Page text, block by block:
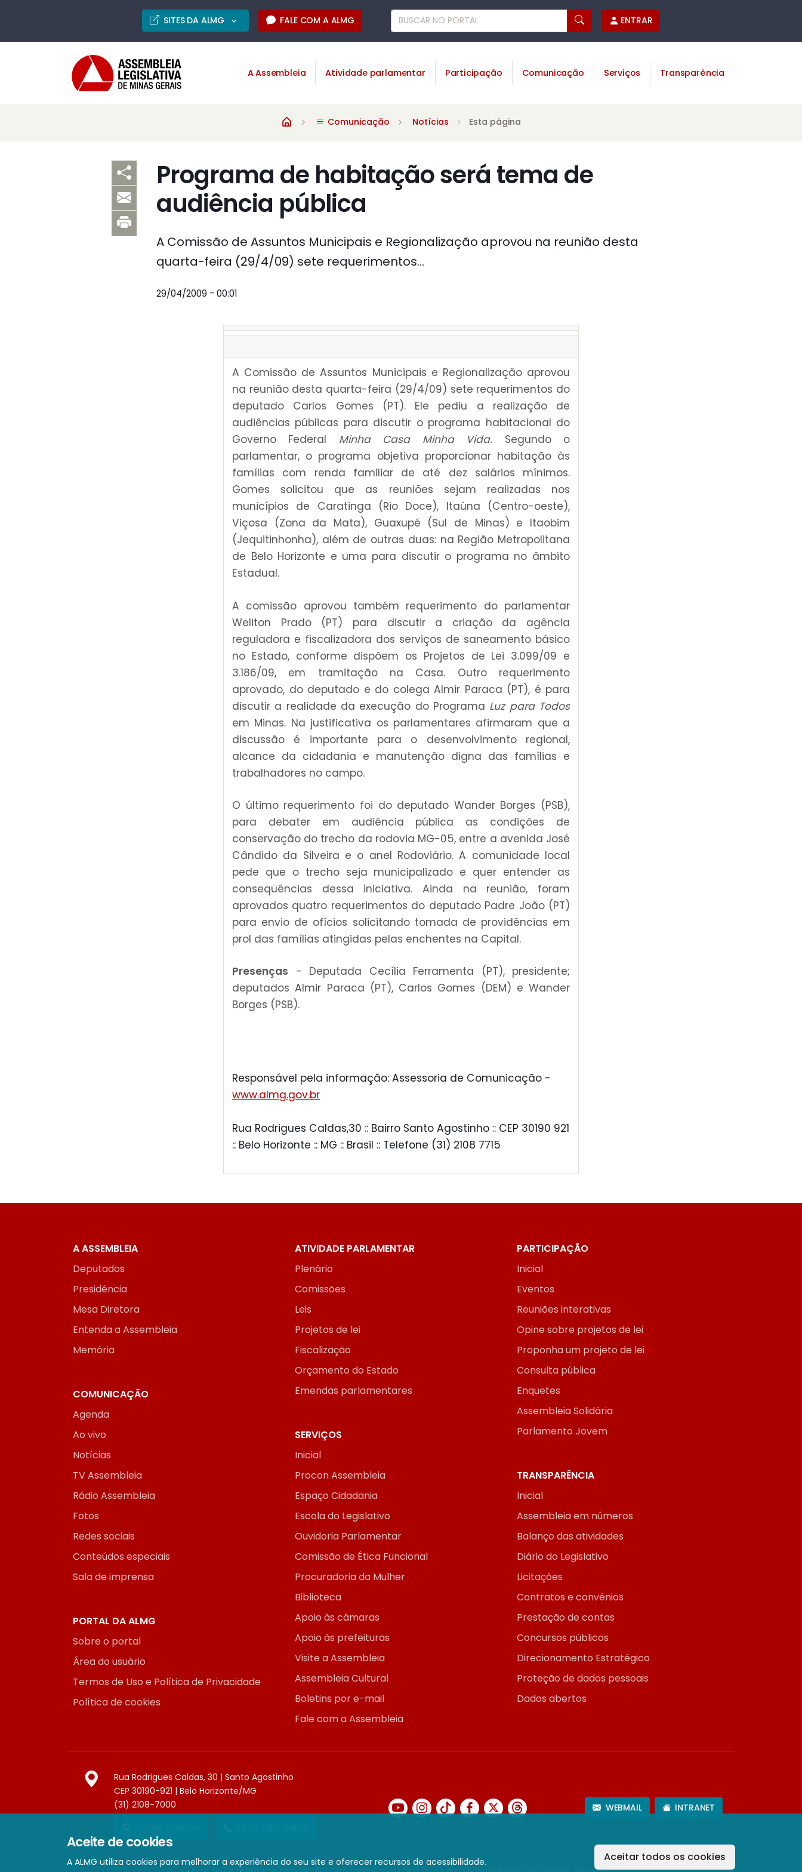
Aceite de cookies
A ALMG utiliza cookies para melhorar a experiência do seu site e oferecer recursos de acessibilidade.
Aceitar todos os cookies
SITES DA ALMG FALE COM A ALMG ENTRAR
A Assembleia Atividade parlamentar Participação Comunicação Serviços Transparência
Comunicação Notícias Esta página
Programa de habitação será tema de
audiência pública
A Comissão de Assuntos Municipais e Regionalização aprovou na reunião desta
quarta-feira (29/4/09) sete requerimentos...
29/04/2009 - 00:01
A Comissão de Assuntos Municipais e Regionalização aprovou
na reunião desta quarta-feira (29/4/09) sete requerimentos do
deputado Carlos Gomes (PT). Ele pediu a realização de
audiências públicas para discutir o programa habitacional do
Governo Federal Minha Casa Minha Vida. Segundo o
parlamentar, o programa objetiva proporcionar habitação às
famílias com renda familiar de até dez salários mínimos.
Gomes solicitou que as reuniões sejam realizadas nos
municípios de Caratinga (Rio Doce), Itaúna (Centro-oeste),
Viçosa (Zona da Mata), Guaxupé (Sul de Minas) e Itaobim
(Jequitinhonha), além de outras duas: na Região Metropolitana
de Belo Horizonte e uma para discutir o programa no âmbito
Estadual.
A comissão aprovou também requerimento do parlamentar
Weliton Prado (PT) para discutir a criação da agência
reguladora e fiscalizadora dos serviços de saneamento básico
no Estado, conforme dispõem os Projetos de Lei 3.099/09 e
3.186/09, em tramitação na Casa. Outro requerimento
aprovado, do deputado e do colega Almir Paraca (PT), é para
discutir a realidade da execução do Programa Luz para Todos
em Minas. Na justificativa os parlamentares afirmaram que a
discussão é importante para o desenvolvimento regional,
alcance da cidadania e manutenção digna das famílias e
trabalhadores no campo.
O último requerimento foi do deputado Wander Borges (PSB),
para debater em audiência pública as condições de
conservação do trecho da rodovia MG-05, entre a avenida José
Cândido da Silveira e o anel Rodoviário. A comunidade local
pede que o trecho seja municipalizado e quer entender as
conseqüências dessa iniciativa. Ainda na reunião, foram
aprovados quatro requerimentos do deputado Padre João (PT)
para envio de ofícios solicitando tomada de providências em
prol das famílias atingidas pelas enchentes na Capital.
Presenças - Deputada Cecília Ferramenta (PT), presidente;
deputados Almir Paraca (PT), Carlos Gomes (DEM) e Wander
Borges (PSB).
Responsável pela informação: Assessoria de Comunicação -
www.almg.gov.br
Rua Rodrigues Caldas,30 :: Bairro Santo Agostinho :: CEP 30190 921
:: Belo Horizonte :: MG :: Brasil :: Telefone (31) 2108 7715
A ASSEMBLEIA
Deputados
Presidência
Mesa Diretora
Entenda a Assembleia
Memória
ATIVIDADE PARLAMENTAR
Plenário
Comissões
Leis
Projetos de lei
Fiscalização
Orçamento do Estado
Emendas parlamentares
PARTICIPAÇÃO
Inicial
Eventos
Reuniões interativas
Opine sobre projetos de lei
Proponha um projeto de lei
Consulta pública
Enquetes
Assembleia Solidária
Parlamento Jovem
COMUNICAÇÃO
Agenda
Ao vivo
Notícias
TV Assembleia
Rádio Assembleia
Fotos
Redes sociais
Conteúdos especiais
Sala de imprensa
SERVIÇOS
Inicial
Procon Assembleia
Espaço Cidadania
Escola do Legislativo
Ouvidoria Parlamentar
Comissão de Ética Funcional
Procuradoria da Mulher
Biblioteca
Apoio às câmaras
Apoio às prefeituras
Visite a Assembleia
Assembleia Cultural
Boletins por e-mail
Fale com a Assembleia
TRANSPARÊNCIA
Inicial
Assembleia em números
Balanço das atividades
Diário do Legislativo
Licitações
Contratos e convênios
Prestação de contas
Concursos públicos
Direcionamento Estratégico
Proteção de dados pessoais
Dados abertos
PORTAL DA ALMG
Sobre o portal
Área do usuário
Termos de Uso e Política de Privacidade
Política de cookies
Rua Rodrigues Caldas, 30 | Santo Agostinho
CEP 30190-921 | Belo Horizonte/MG
(31) 2108-7000
WEBMAIL INTRANET